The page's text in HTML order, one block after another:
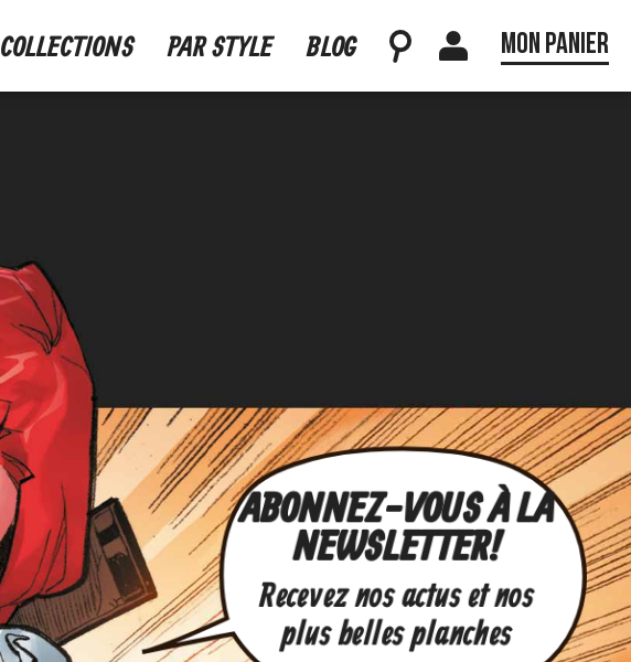
COLLECTIONS PAR STYLE BLOG Mon panier
ABONNEZ-VOUS À LA
NEWSLETTER !
Recevez nos actus et nos
plus belles planches